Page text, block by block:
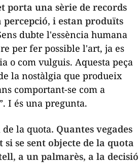
porta una sèrie de records
percepció, i estan produïts
dubte l'essència humana
per fer possible l'art, ja es
o com vulguis. Aquesta peça
la nostàlgia que produeix
comportant-se com a
I és una pregunta.
la quota. Quantes vegades
se sent objecte de la quota
a un palmarès, a la decisió